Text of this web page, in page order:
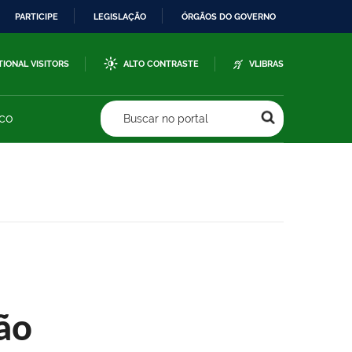
PARTICIPE LEGISLAÇÃO ÓRGÃOS DO GOVERNO
VISITORS ALTO CONTRASTE VLIBRAS
Buscar no portal